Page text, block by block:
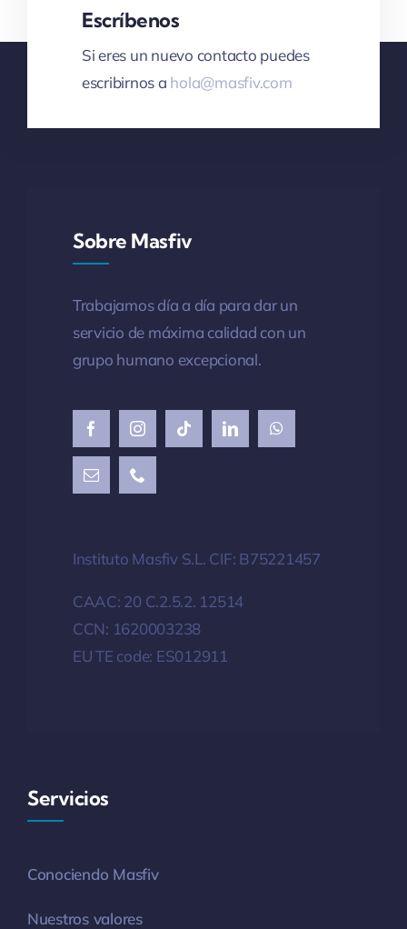
Escríbenos
Si eres un nuevo contacto puedes
escribirnos a hola@masfiv.com
Sobre Masfiv
Trabajamos día a día para dar un
servicio de máxima calidad con un
grupo humano excepcional.
Instituto Masfiv S.L. CIF: B75221457
CAAC: 20 C.2.5.2. 12514
CCN: 1620003238
EU TE code: ES012911
Servicios
Conociendo Masfiv
Nuestros valores